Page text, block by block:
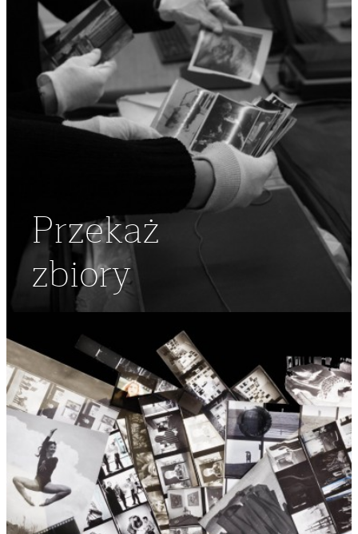
Przekaż
zbiory